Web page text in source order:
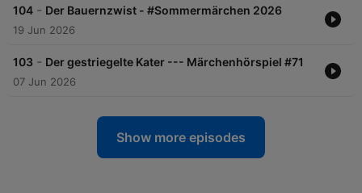
104 - Der Bauernzwist - #Sommermärchen 2026
19 Jun 2026
103 - Der gestriegelte Kater --- Märchenhörspiel #71
07 Jun 2026
Show more episodes